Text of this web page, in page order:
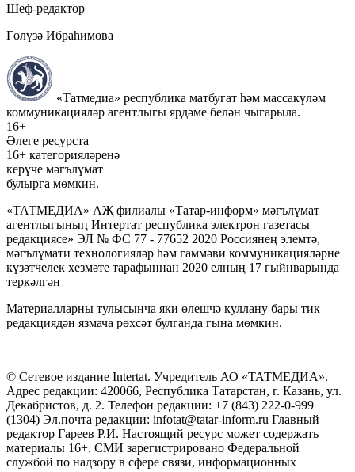
Шеф-редактор
Гөлүзә Ибраһимова
«Татмедиа» республика матбугат һәм массакүләм
коммуникацияләр агентлыгы ярдәме белән чыгарыла.
16+
Әлеге ресурста
16+ категорияләренә
керүче мәгълүмат
булырга мөмкин.
«ТАТМЕДИА» АҖ филиалы «Татар-информ» мәгълүмат
агентлыгының Интертат республика электрон газетасы
редакциясе» ЭЛ № ФС 77 - 77652 2020 Россиянең элемтә,
мәгълүмати технологияләр һәм гаммәви коммуникацияләрне
күзәтчелек хезмәте тарафыннан 2020 елның 17 гыйнварында
теркәлгән
Материалларны тулысынча яки өлешчә куллану бары тик
редакциядән язмача рөхсәт булганда гына мөмкин.
© Сетевое издание Intertat. Учредитель АО «ТАТМЕДИА».
Адрес редакции: 420066, Республика Татарстан, г. Казань, ул.
Декабристов, д. 2. Телефон редакции: +7 (843) 222-0-999
(1304) Эл.почта редакции: infotat@tatar-inform.ru Главный
редактор Гареев Р.И. Настоящий ресурс может содержать
материалы 16+. СМИ зарегистрировано Федеральной
службой по надзору в сфере связи, информационных